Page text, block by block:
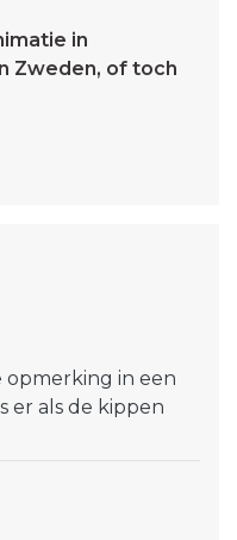
in
Zweden, of toch
opmerking in een
er als de kippen